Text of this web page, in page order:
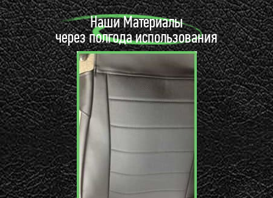
Наши Материалы
через полгода использования